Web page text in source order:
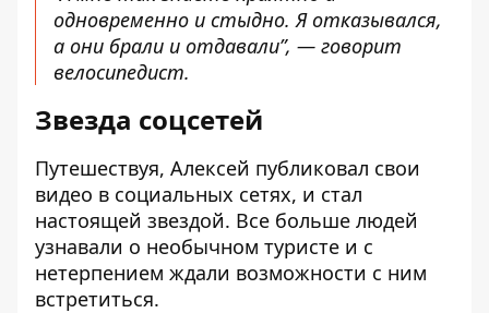
одновременно и стыдно. Я отказывался,
а они брали и отдавали”, — говорит
велосипедист.
Звезда соцсетей
Путешествуя, Алексей публиковал свои
видео в социальных сетях, и стал
настоящей звездой. Все больше людей
узнавали о необычном туристе и с
нетерпением ждали возможности с ним
встретиться.